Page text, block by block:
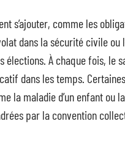
s’ajouter, comme les
dans la sécurité civile ou
élections. À chaque fois, le
dans les temps.
la maladie d’un enfant ou
par la convention